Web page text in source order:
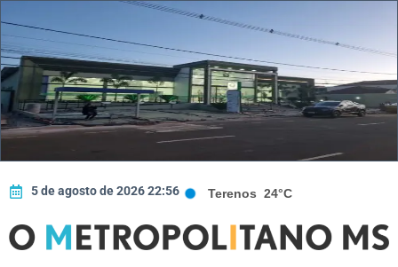
5 de agosto de 2026 22:56 Terenos 24°C